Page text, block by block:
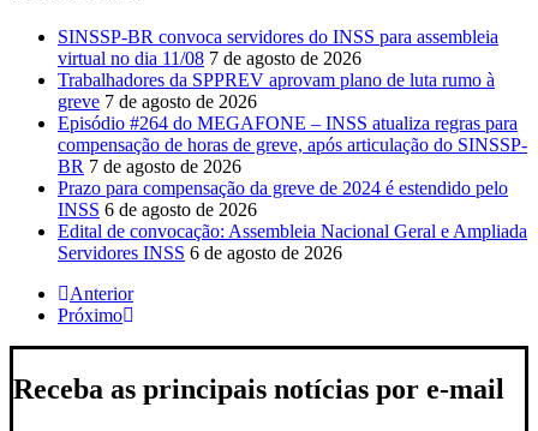
SINSSP-BR convoca servidores do INSS para assembleia
virtual no dia 11/08 7 de agosto de 2026
Trabalhadores da SPPREV aprovam plano de luta rumo à
greve 7 de agosto de 2026
Episódio #264 do MEGAFONE – INSS atualiza regras para
compensação de horas de greve, após articulação do SINSSP-
BR 7 de agosto de 2026
Prazo para compensação da greve de 2024 é estendido pelo
INSS 6 de agosto de 2026
Edital de convocação: Assembleia Nacional Geral e Ampliada
Servidores INSS 6 de agosto de 2026
Anterior
Próximo
Receba as principais notícias por e-mail